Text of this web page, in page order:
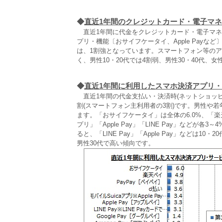
◆直近1年間のクレジットカード・電子マ
直近1年間に代金をクレジットカード・電子マ
プリ・機能〔おサイフケータイ、Apple Payなど
は、1割強となっています。スマートフォン等の
く、男性10・20代では4割弱、男性30・40代、
◆直近1年間に利用したスマホ決済アプリ
直近1年間の代金支払い・決済時(ネットショッ
割(スマートフォン主利用者の3割)です。男性や
ます。「おサイフケータイ」は全体の6.0%、「
プリ」「Apple Pay」「LINE Pay」などが各3～
ると、「LINE Pay」「Apple Pay」などは10・
男性30代で高い傾向です。